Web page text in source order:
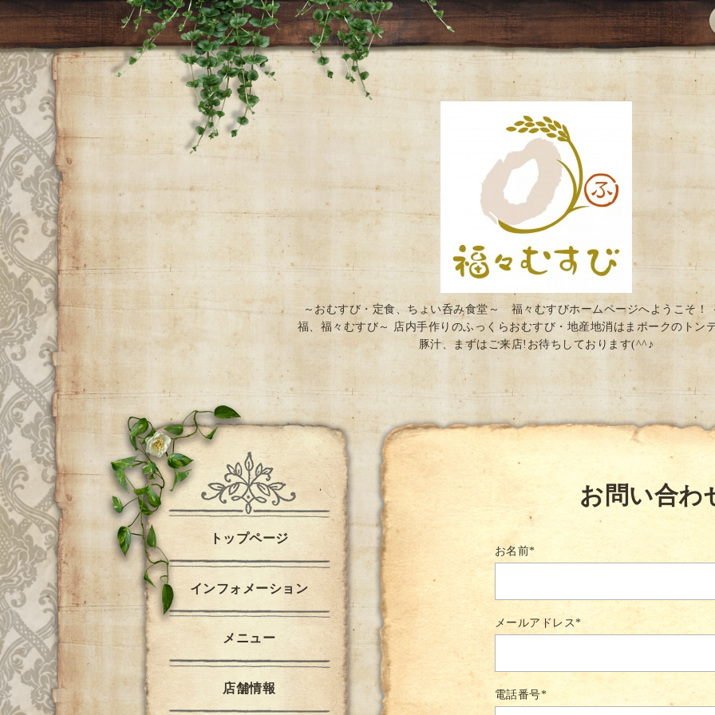
～おむすび・定食、ちょい呑み食堂～ 福々むすびホームページへようこそ！
福、福々むすび～ 店内手作りのふっくらおむすび・地産地消はまポークのトン
豚汁、まずはご来店!お待ちしております(^^♪
お問い合わ
お名前*
メールアドレス*
電話番号*
トップページ
インフォメーション
メニュー
店舗情報